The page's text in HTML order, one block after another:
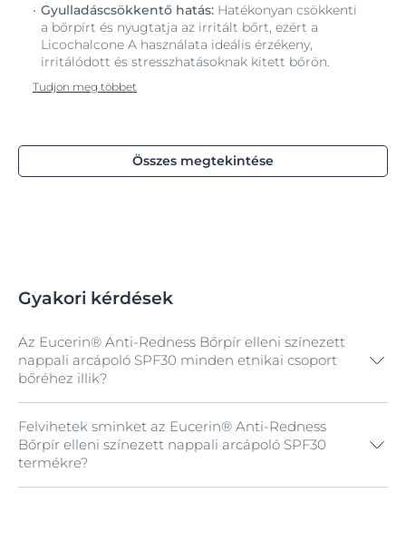
Gyulladáscsökkentő hatás: Hatékonyan csökkenti
a bőrpírt és nyugtatja az irritált bőrt, ezért a
Licochalcone A használata ideális érzékeny,
irritálódott és stresszhatásoknak kitett bőrön.
Tudjon meg többet
Összes megtekintése
Gyakori kérdések
Az Eucerin® Anti-Redness Bőrpír elleni színezett
nappali arcápoló SPF30 minden etnikai csoport
bőréhez illik?
Igen, a termék színanyaga zöld, így bármilyen
árnyalatú bőrön csökkenti a bőrpírt.
Felvihetek sminket az Eucerin® Anti-Redness
Bőrpír elleni színezett nappali arcápoló SPF30
termékre?